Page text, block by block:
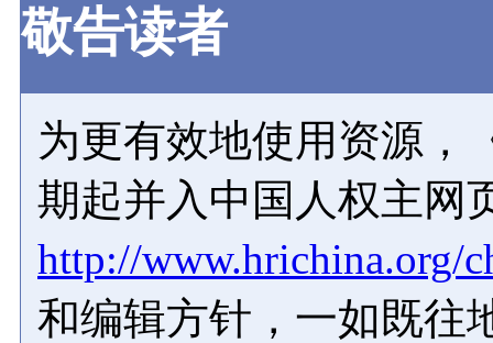
敬告读者
为更有效地使用资源，
期起并入中国人权主网
http://www.hrichina.org/
和编辑方针，一如既往